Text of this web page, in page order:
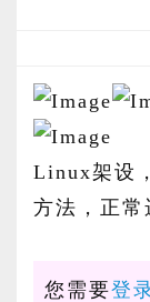
Linux架设
方法，正常
您需要登